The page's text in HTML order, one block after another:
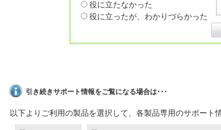
役に立たなかった
役に立ったが、わかりづらかった
引き続きサポート情報をご覧になる場合は･･･
以下よりご利用の製品を選択して、各製品専用のサポート